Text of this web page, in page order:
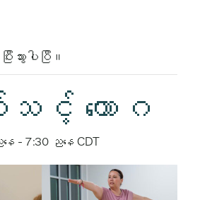
ားပါပြီ။
င့် ယောဂ
ေ - 7:30 ညနေ CDT